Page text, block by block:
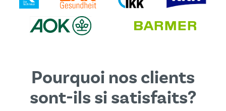
d'utilisations'appliquent.
Pourquoi nos clients
sont-ils si satisfaits?